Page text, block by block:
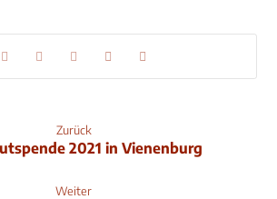
Zurück
2021 in Vienenburg
Weiter